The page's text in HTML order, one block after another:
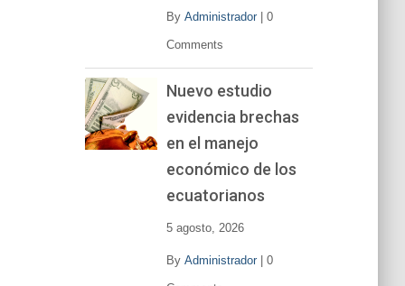
By Administrador| 0
Comments
Nuevo estudio
evidencia brechas
en el manejo
económico de los
ecuatorianos
5 agosto, 2026
By Administrador| 0